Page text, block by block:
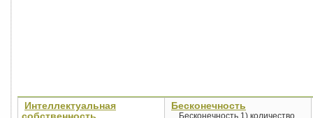
Интеллектуальная
Бесконечность